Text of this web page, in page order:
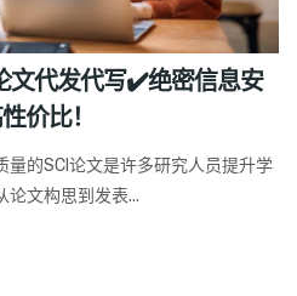
文代发代写✔️绝密信息安
价比！
的SCI论文是许多研究人员提升学
论文构思到发表...